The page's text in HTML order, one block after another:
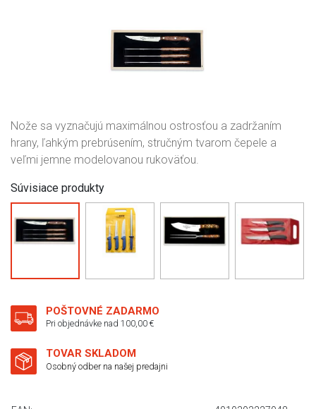
Nože sa vyznačujú maximálnou ostrosťou a zadržaním
hrany, ľahkým prebrúsením, stručným tvarom čepele a
veľmi jemne modelovanou rukoväťou.
Súvisiace produkty
POŠTOVNÉ ZADARMO
Pri objednávke nad 100,00 €
TOVAR SKLADOM
Osobný odber na našej predajni